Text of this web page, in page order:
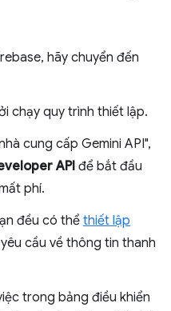
hãy chuyển đến
chạy quy trình thiết lập.
cung cấp Gemini API",
API để bắt đầu
phí.
đều có thể thiết lập
cầu về thông tin thanh
trong bảng điều khiển